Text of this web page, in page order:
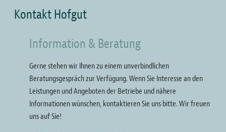
Kontakt Hofgut
Information & Beratung
Gerne stehen wir Ihnen zu einem unverbindlichen
Beratungsgespräch zur Verfügung. Wenn Sie Interesse an den
Leistungen und Angeboten der Betriebe und nähere
Informationen wünschen, kontaktieren Sie uns bitte. Wir freuen
uns auf Sie!